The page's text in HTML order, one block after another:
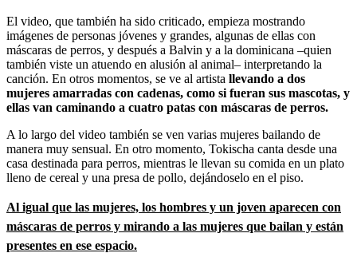
El video, que también ha sido criticado, empieza mostrando
imágenes de personas jóvenes y grandes, algunas de ellas con
máscaras de perros, y después a Balvin y a la dominicana –quien
también viste un atuendo en alusión al animal– interpretando la
canción. En otros momentos, se ve al artista llevando a dos
mujeres amarradas con cadenas, como si fueran sus mascotas, y
ellas van caminando a cuatro patas con máscaras de perros.
A lo largo del video también se ven varias mujeres bailando de
manera muy sensual. En otro momento, Tokischa canta desde una
casa destinada para perros, mientras le llevan su comida en un plato
lleno de cereal y una presa de pollo, dejándoselo en el piso.
Al igual que las mujeres, los hombres y un joven aparecen con
máscaras de perros y mirando a las mujeres que bailan y están
presentes en ese espacio.